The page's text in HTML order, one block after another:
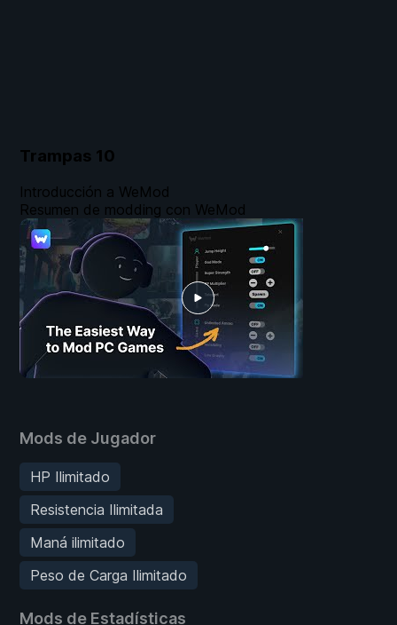
Trampas 10
Mods de Jugador
HP Ilimitado
Resistencia Ilimitada
Maná ilimitado
Peso de Carga Ilimitado
Mods de Estadísticas
Introducción a WeMod
Resumen de modding con WeMod